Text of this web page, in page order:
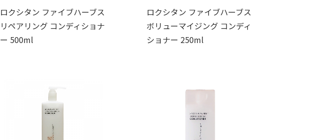
ロクシタン ファイブハーブス
リペアリング コンディショナ
ー 500ml
ロクシタン ファイブハーブス
ボリューマイジング コンディ
ショナー 250ml